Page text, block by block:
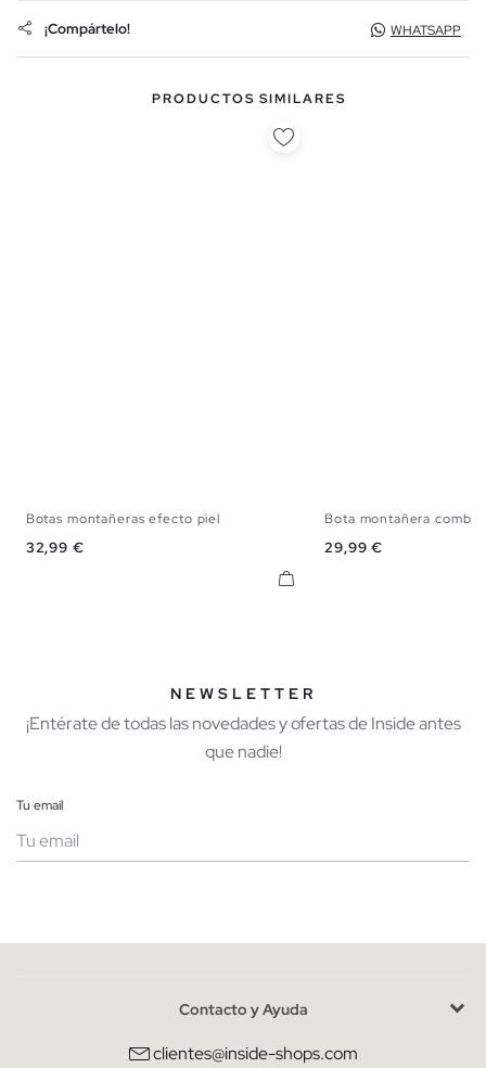
¡Compártelo! WHATSAPP
PRODUCTOS SIMILARES
43
Botas montañeras efecto piel
Precio
32,99 €
Bota montañera
Precio
29,99 €
NEWSLETTER
¡Entérate de todas las novedades y ofertas de Inside antes
que nadie!
Tu email
He leído y entiendo lapolítica de privacidad
Contacto y Ayuda
clientes@inside-shops.com